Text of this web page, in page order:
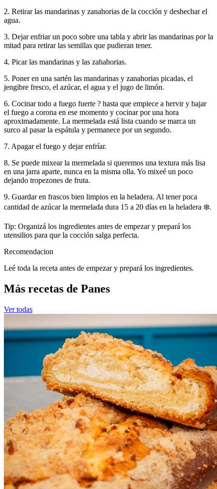
2. Retirar las mandarinas y zanahorias de la cocción y deshechar el
agua.
3. Dejar enfriar un poco sobre una tabla y abrir las mandarinas por la
mitad para retirar las semillas que pudieran tener.
4. Picar las mandarinas y las zahahorias.
5. Poner en una sartén las mandarinas y zanahorias picadas, el
jengibre fresco, el azúcar, el agua y el jugo de limón.
6. Cocinar todo a fuego fuerte ? hasta que empiece a hervir y bajar
el fuego a corona en ese momento y cocinar por una hora
aproximadamente. La mermelada está lista cuando se marca un
surco al pasar la espátula y permanece por un segundo.
7. Apagar el fuego y dejar enfríar.
8. Se puede mixear la mermelada si queremos una textura más lisa
en una jarra aparte, nunca en la misma olla. Yo mixeé un poco
dejando tropezones de fruta.
9. Guardar en frascos bien limpios en la heladera. Al tener poca
cantidad de azúcar la mermelada dura 15 a 20 días en la heladera ❄️.
Tip: Organizá los ingredientes antes de empezar y prepará los
utensilios para que la cocción salga perfecta.
Recomendacion
Leé toda la receta antes de empezar y prepará los ingredientes.
Más recetas de Panes
Ver todas